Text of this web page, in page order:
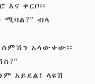
ቀርቦ፡፡
ሚባል?" ብላ
ስምሽን አላውቀው፡፡
አይደል፤ ላዩሽ